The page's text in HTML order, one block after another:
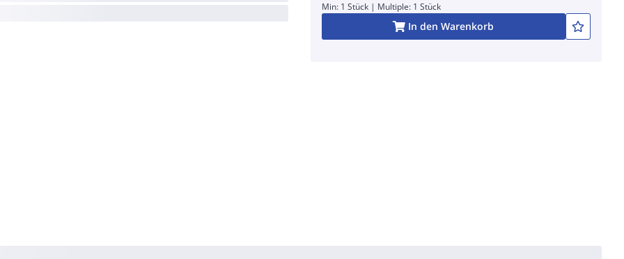
Min: 1 Stück | Multiple: 1 Stück
In den Warenkorb